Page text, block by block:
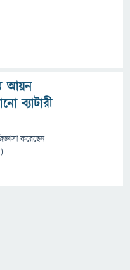
আয়ন
ব্যাটারী
করেছেন